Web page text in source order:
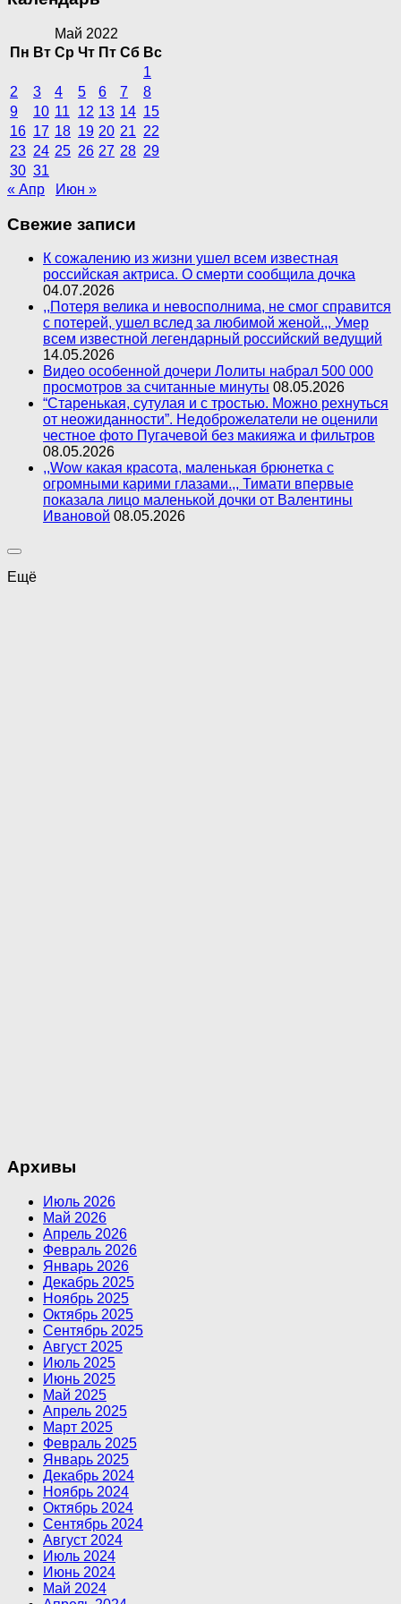
Май 2022
Пн Вт Ср Чт Пт Сб Вс
1
2
3 4 5 6 7
8
9
10 11 12 13 14 15
16 17 18 19 20 21 22
23 24 25 26 27 28 29
30 31
« Апр
Июн »
Свежие записи
К сожалению из жизни ушел всем известная
российская актриса. О смерти сообщила дочка
04.07.2026
,,Потеря велика и невосполнима, не смог справится
с потерей, ушел вслед за любимой женой.,, Умер
всем известной легендарный российский ведущий
14.05.2026
Видео особенной дочери Лолиты набрал 500 000
просмотров за считанные минуты 08.05.2026
“Старенькая, сутулая и с тростью. Можно рехнуться
от неожиданности”. Недоброжелатели не оценили
честное фото Пугачевой без макияжа и фильтров
08.05.2026
,,Wow какая красота, маленькая брюнетка с
огромными карими глазами.,, Тимати впервые
показала лицо маленькой дочки от Валентины
Ивановой 08.05.2026
Ещё
Архивы
Июль 2026
Май 2026
Апрель 2026
Февраль 2026
Январь 2026
Декабрь 2025
Ноябрь 2025
Октябрь 2025
Сентябрь 2025
Август 2025
Июль 2025
Июнь 2025
Май 2025
Апрель 2025
Март 2025
Февраль 2025
Январь 2025
Декабрь 2024
Ноябрь 2024
Октябрь 2024
Сентябрь 2024
Август 2024
Июль 2024
Июнь 2024
Май 2024